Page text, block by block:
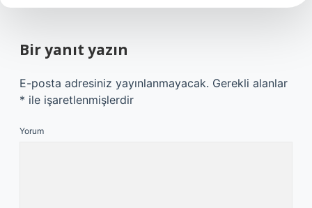
Bir yanıt yazın
E-posta adresiniz yayınlanmayacak. Gerekli alanlar
* ile işaretlenmişlerdir
Yorum